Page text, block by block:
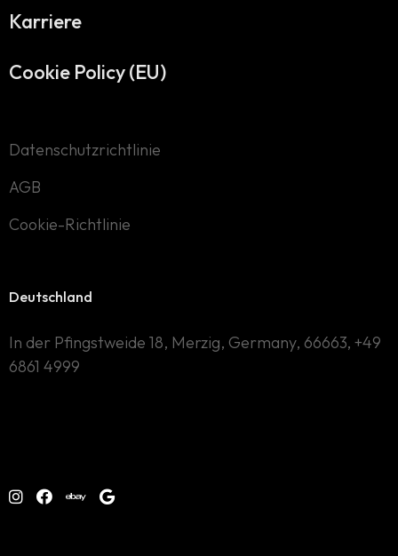
Karriere
Cookie Policy (EU)
Datenschutzrichtlinie
AGB
Cookie-Richtlinie
Deutschland
In der Pfingstweide 18, Merzig, Germany, 66663, +49
6861 4999